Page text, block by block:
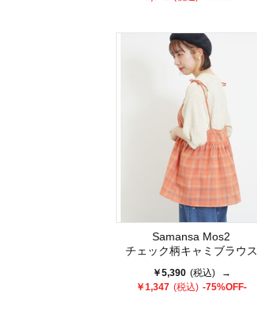
Samansa Mos2
チェック柄キャミブラウス
￥5,390 (税込)
→
￥1,347 (税込) -75%OFF-